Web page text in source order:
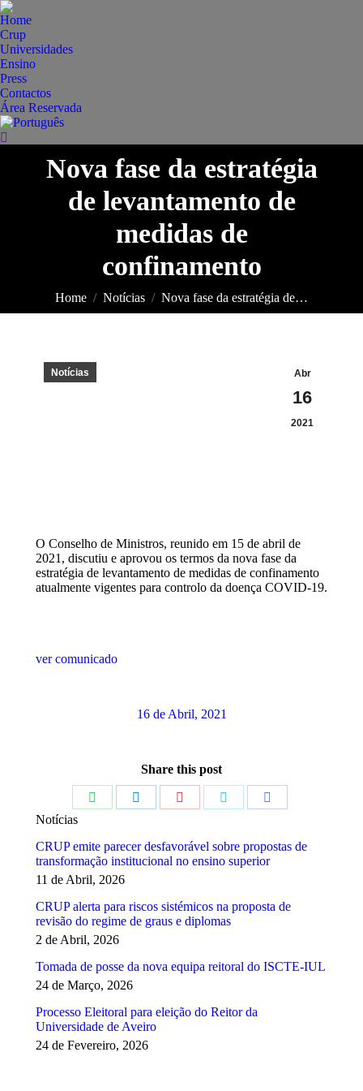
Home
Crup
Universidades
Ensino
Press
Contactos
Área Reservada
Search:
Nova fase da estratégia
de levantamento de
medidas de
confinamento
You are here:
Home Notícias Nova fase da estratégia de…
Abr
16
2021
Notícias
O Conselho de Ministros, reunido em 15 de abril de
2021, discutiu e aprovou os termos da nova fase da
estratégia de levantamento de medidas de confinamento
atualmente vigentes para controlo da doença COVID-19.
ver comunicado
16 de Abril, 2021
Share this post
WhatsAppLinkedInPinterestTwitter Facebook
Notícias
CRUP emite parecer desfavorável sobre propostas de
transformação institucional no ensino superior
11 de Abril, 2026
CRUP alerta para riscos sistémicos na proposta de
revisão do regime de graus e diplomas
2 de Abril, 2026
Tomada de posse da nova equipa reitoral do ISCTE-IUL
24 de Março, 2026
Processo Eleitoral para eleição do Reitor da
Universidade de Aveiro
24 de Fevereiro, 2026